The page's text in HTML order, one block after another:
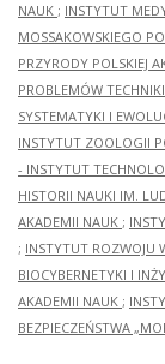
NAUK ; INSTYTUT
MOSSAKOWSKIEGO
PRZYRODY POLSKIEJ
PROBLEMÓW
SYSTEMATYKI I
INSTYTUT ZOOLOGII
- INSTYTUT
HISTORII NAUKI IM.
AKADEMII NAUK ;
; INSTYTUT ROZWOJU
BIOCYBERNETYKI I
AKADEMII NAUK ;
BEZPIECZEŃSTWA